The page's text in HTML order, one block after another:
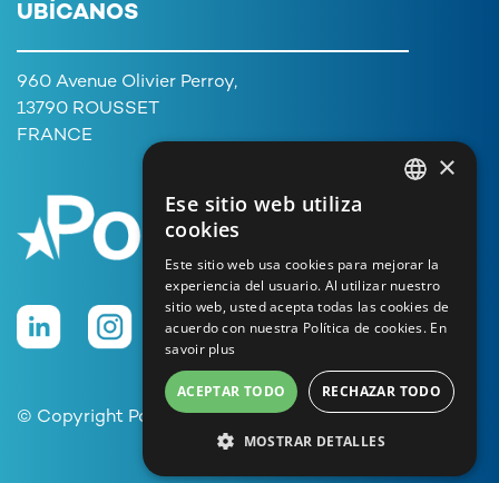
UBÍCANOS
960 Avenue Olivier Perroy,
13790 ROUSSET
FRANCE
© Copyright Poolstar
GERMAN
ITALIAN
SPANISH
×
Ese sitio web utiliza
cookies
Este sitio web usa cookies para mejorar la
experiencia del usuario. Al utilizar nuestro
sitio web, usted acepta todas las cookies de
acuerdo con nuestra Política de cookies. En
savoir plus
ACEPTAR TODO RECHAZAR TODO
MOSTRAR DETALLES